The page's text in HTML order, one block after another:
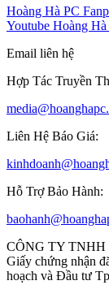
Hoàng Hà PC
Youtube Hoàng Hà
Email liên hệ
Hợp Tác Truyền
Liên Hệ Báo Giá:
Hỗ Trợ Bảo Hành:
CÔNG TY
Giấy chứng nhận
hoạch và Đầu tư